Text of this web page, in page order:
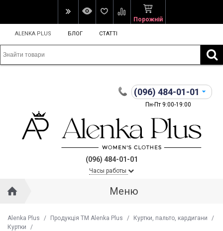
Порожній
ALENKA PLUS БЛОГ СТАТТІ
(096) 484-01-01
Пн-Пт 9:00-19:00
(096) 484-01-01
Часы работы
Меню
Alenka Plus / Продукція ТМ Alenka Plus / Куртки, пальто, кардигани
/
Куртки
/